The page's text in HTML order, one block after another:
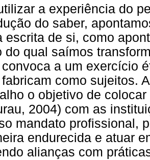
a experiência do
do saber,
escrita de si, como
do qual saímos
a um exercício
como sujeitos.
o objetivo de
2004) com as
mandato profissional,
endurecida e atuar
alianças com